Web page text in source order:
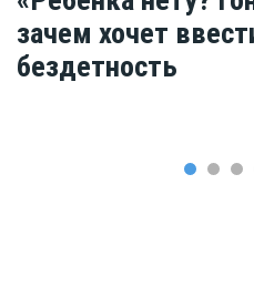
зачем хочет
бездетность